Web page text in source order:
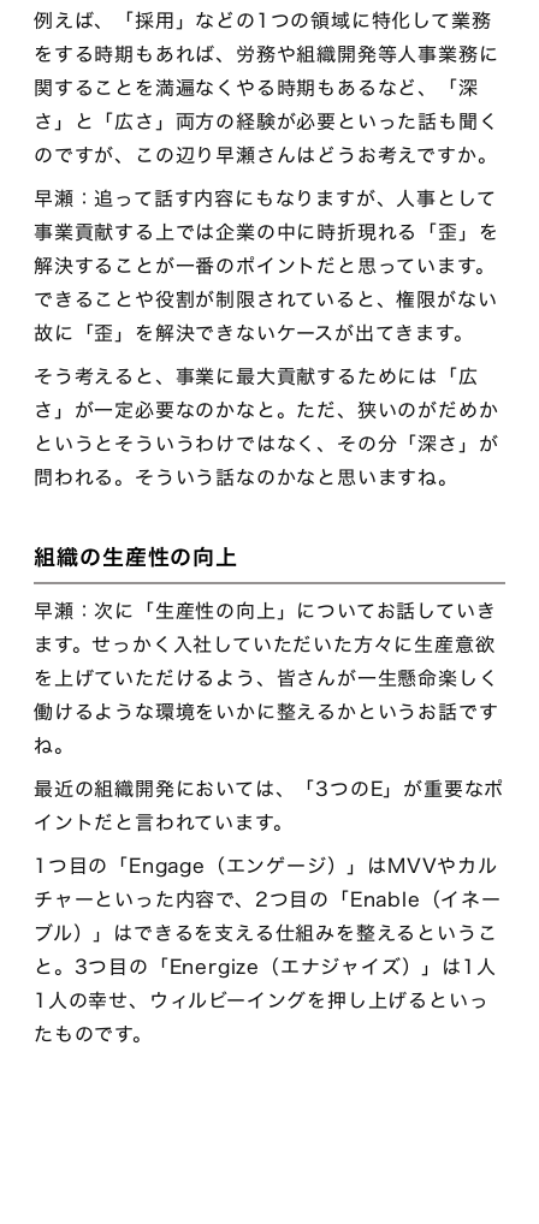
例えば、「採用」などの1つの領域に特化して業務
をする時期もあれば、労務や組織開発等人事業務に
関することを満遍なくやる時期もあるなど、「深
さ」と「広さ」両方の経験が必要といった話も聞く
のですが、この辺り早瀬さんはどうお考えですか。
早瀬：追って話す内容にもなりますが、人事として
事業貢献する上では企業の中に時折現れる「歪」を
解決することが一番のポイントだと思っています。
できることや役割が制限されていると、権限がない
故に「歪」を解決できないケースが出てきます。
そう考えると、事業に最大貢献するためには「広
さ」が一定必要なのかなと。ただ、狭いのがだめか
というとそういうわけではなく、その分「深さ」が
問われる。そういう話なのかなと思いますね。
組織の生産性の向上
早瀬：次に「生産性の向上」についてお話していき
ます。せっかく入社していただいた方々に生産意欲
を上げていただけるよう、皆さんが一生懸命楽しく
働けるような環境をいかに整えるかというお話です
ね。
最近の組織開発においては、「3つのE」が重要なポ
イントだと言われています。
1つ目の「Engage（エンゲージ）」はMVVやカル
チャーといった内容で、2つ目の「Enable（イネー
ブル）」はできるを支える仕組みを整えるというこ
と。3つ目の「Energize（エナジャイズ）」は1人
1人の幸せ、ウィルビーイングを押し上げるといっ
たものです。